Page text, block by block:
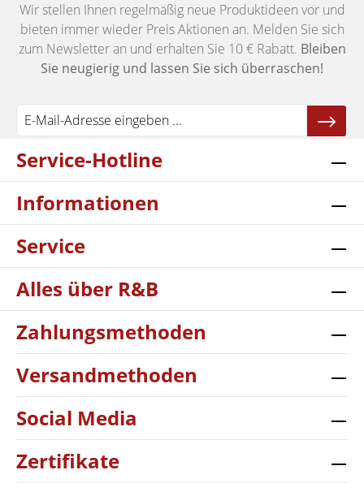
Wir stellen Ihnen regelmäßig neue Produktideen vor und
bieten immer wieder Preis Aktionen an. Melden Sie sich
zum Newsletter an und erhalten Sie 10 € Rabatt. Bleiben
Sie neugierig und lassen Sie sich überraschen!
Service-Hotline
Informationen
Service
Alles über R&B
Zahlungsmethoden
Versandmethoden
Social Media
Zertifikate